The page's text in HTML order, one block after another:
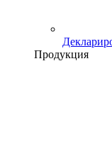
Продукция